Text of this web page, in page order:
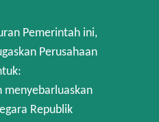
Pemerintah ini,
Perusahaan
menyebarluaskan
Republik